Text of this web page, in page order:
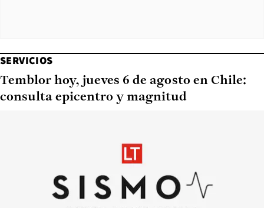
SERVICIOS
Temblor hoy, jueves 6 de agosto en Chile:
consulta epicentro y magnitud